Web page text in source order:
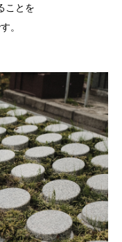
ことを
。